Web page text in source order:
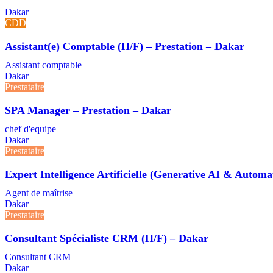
Dakar
CDD
Assistant(e) Comptable (H/F) – Prestation – Dakar
Assistant comptable
Dakar
Prestataire
SPA Manager – Prestation – Dakar
chef d'equipe
Dakar
Prestataire
Expert Intelligence Artificielle (Generative AI &
Agent de maîtrise
Dakar
Prestataire
Consultant Spécialiste CRM (H/F) – Dakar
Consultant CRM
Dakar